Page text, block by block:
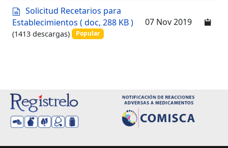
n
t
o
d
o
c
u
Solicitud Recetarios para
Establecimientos ( doc, 288 KB )
(1413 descargas) Popular
07 Nov 2019